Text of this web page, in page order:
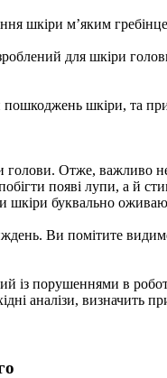
шкіри м’яким
для шкіри
шкіри, та
Отже, важливо
появі лупи, а й
шкіри буквально
Ви помітите
із порушеннями в
аналізи,